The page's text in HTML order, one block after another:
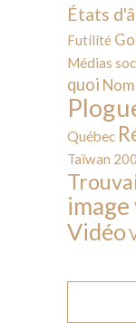
États
Futilité
Médias
quoi
Québec
Taïwan
Vidéo